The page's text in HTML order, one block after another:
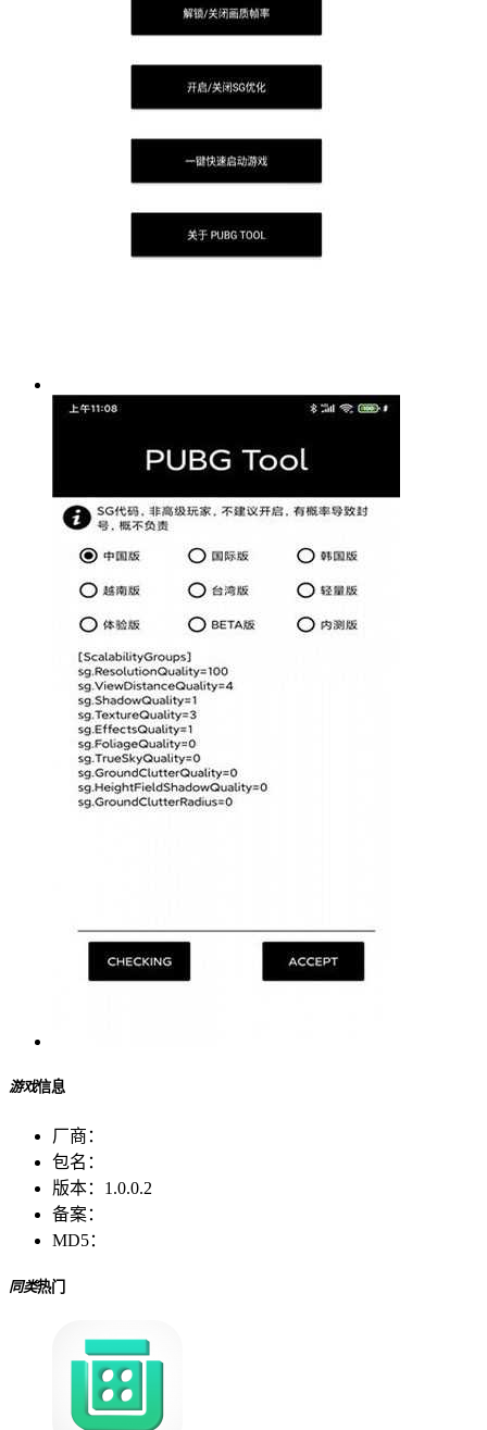
游戏信息
厂商：
包名：
版本： 1.0.0.2
备案：
MD5：
同类热门